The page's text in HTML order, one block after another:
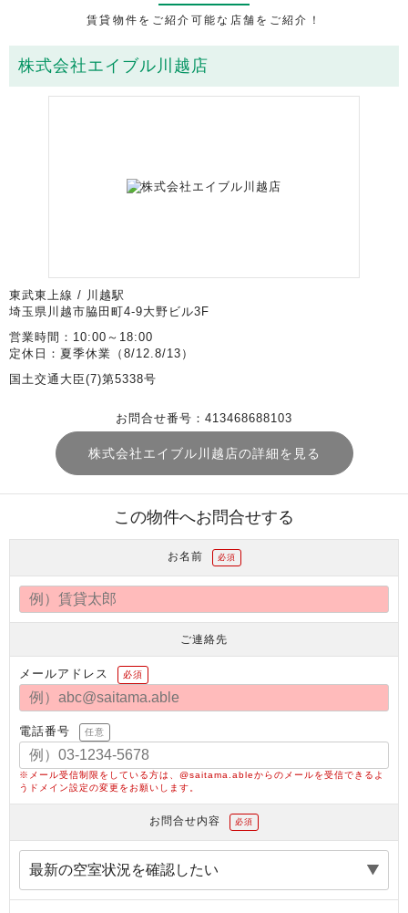
賃貸物件をご紹介可能な店舗をご紹介！
株式会社エイブル川越店
東武東上線 / 川越駅
埼玉県川越市脇田町4-9大野ビル3F
営業時間：10:00～18:00
定休日：夏季休業（8/12.8/13）
国土交通大臣(7)第5338号
お問合せ番号：413468688103
株式会社エイブル川越店の詳細を見る
この物件へお問合せする
お名前 必須
ご連絡先
メールアドレス 必須
電話番号 任意
※メール受信制限をしている方は、@saitama.ableからのメールを受信できるよ
うドメイン設定の変更をお願いします。
お問合せ内容 必須